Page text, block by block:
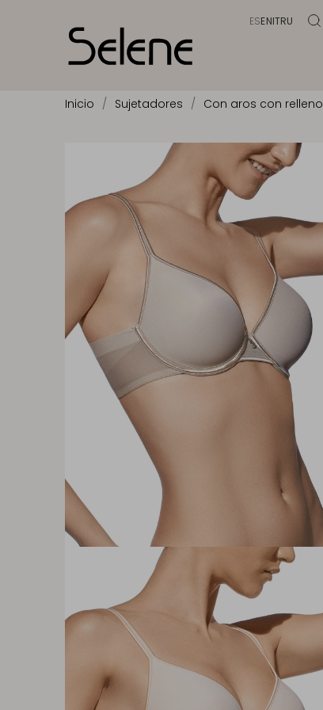
ESENITRU
Inicio Sujetadores Con aros con relleno